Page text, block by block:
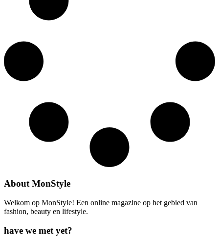
About MonStyle
Welkom op MonStyle! Een online magazine op het gebied van
fashion, beauty en lifestyle.
have we met yet?